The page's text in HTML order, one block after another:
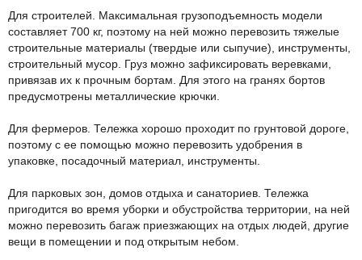
Для строителей. Максимальная грузоподъемность модели
составляет 700 кг, поэтому на ней можно перевозить тяжелые
строительные материалы (твердые или сыпучие), инструменты,
строительный мусор. Груз можно зафиксировать веревками,
привязав их к прочным бортам. Для этого на гранях бортов
предусмотрены металлические крючки.
Для фермеров. Тележка хорошо проходит по грунтовой дороге,
поэтому с ее помощью можно перевозить удобрения в
упаковке, посадочный материал, инструменты.
Для парковых зон, домов отдыха и санаториев. Тележка
пригодится во время уборки и обустройства территории, на ней
можно перевозить багаж приезжающих на отдых людей, другие
вещи в помещении и под открытым небом.